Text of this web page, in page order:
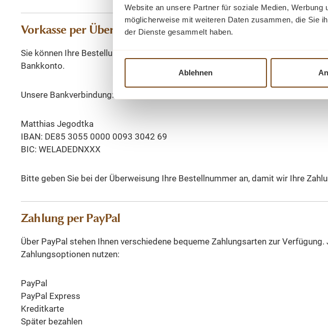
Website an unsere Partner für soziale Medien,
möglicherweise mit weiteren Daten zusammen, die Sie
der Dienste gesammelt haben.
Ablehnen
Vorkasse per Überweisung
Sie können Ihre Bestellung per Vorkasse durch Banküberweisung bezahlen.
Bankkonto.
Unsere Bankverbindung:
Matthias Jegodtka
IBAN: DE85 3055 0000 0093 3042 69
BIC: WELADEDNXXX
Bitte geben Sie bei der Überweisung Ihre Bestellnummer an, damit wir Ihre
Zahlung per PayPal
Über PayPal stehen Ihnen verschiedene bequeme Zahlungsarten zur
Zahlungsoptionen nutzen:
PayPal
PayPal Express
Kreditkarte
Später bezahlen